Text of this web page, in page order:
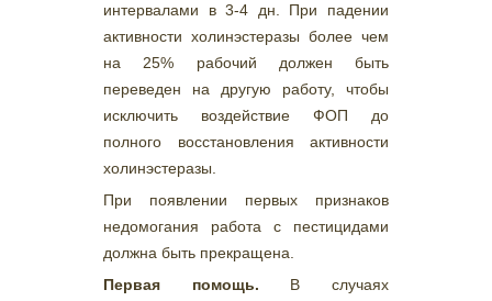
интервалами в 3-4 дн. При падении
активности холинэстеразы более чем
на 25% рабочий должен быть
переведен на другую работу, чтобы
исключить воздействие ФОП до
полного восстановления активности
холинэстеразы.
При появлении первых признаков
недомогания работа с пестицидами
должна быть прекращена.
Первая помощь. В случаях